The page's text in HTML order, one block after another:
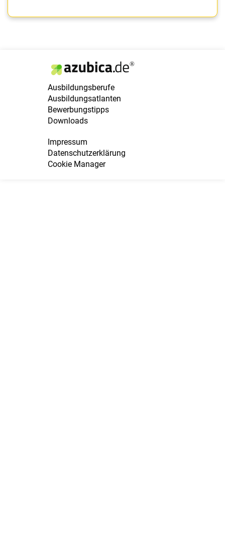
Ausbildungsberufe
Ausbildungsatlanten
Bewerbungstipps
Downloads
Impressum
Datenschutzerklärung
Cookie Manager